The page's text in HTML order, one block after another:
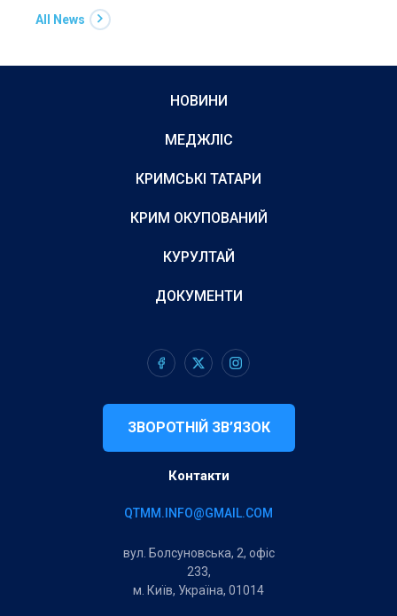
All News
НОВИНИ
МЕДЖЛІС
КРИМСЬКІ ТАТАРИ
КРИМ ОКУПОВАНИЙ
КУРУЛТАЙ
ДОКУМЕНТИ
ЗВОРОТНІЙ ЗВ’ЯЗОК
Контакти
QTMM.INFO@GMAIL.COM
вул. Болсуновська, 2, офіс
233,
м. Київ, Україна, 01014